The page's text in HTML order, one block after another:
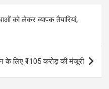
को लेकर व्यापक तैयारियां,
लिए ₹1105 करोड़ की मंजूरी